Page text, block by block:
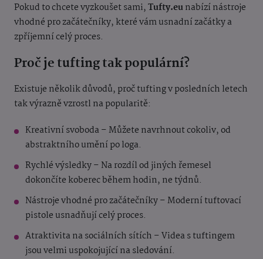
Pokud to chcete vyzkoušet sami,Tufty.eunabízí nástroje
vhodné pro začátečníky, které vám usnadní začátky a
zpříjemní celý proces.
Proč je tufting tak populární?
Existuje několik důvodů, proč tufting v posledních letech
tak výrazně vzrostl na popularitě:
Kreativní svoboda – Můžete navrhnout cokoliv, od
abstraktního umění po loga.
Rychlé výsledky – Na rozdíl od jiných řemesel
dokončíte koberec během hodin, ne týdnů.
Nástroje vhodné pro začátečníky – Moderní tuftovací
pistole usnadňují celý proces.
Atraktivita na sociálních sítích – Videa s tuftingem
jsou velmi uspokojující na sledování.